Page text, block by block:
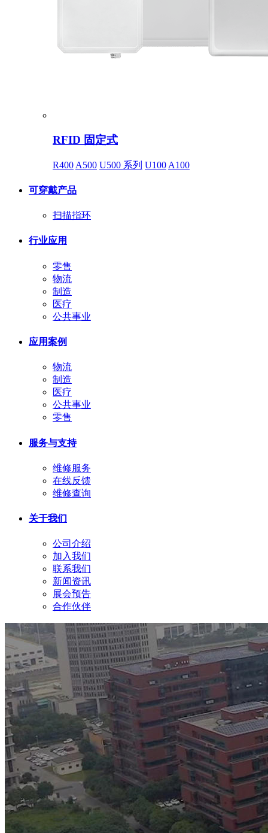
RFID 固定式
R400 A500 U500 系列 U100 A100
可穿戴产品
扫描指环
行业应用
零售
物流
制造
医疗
公共事业
应用案例
物流
制造
医疗
公共事业
零售
服务与支持
维修服务
在线反馈
维修查询
关于我们
公司介绍
加入我们
联系我们
新闻资讯
展会预告
合作伙伴